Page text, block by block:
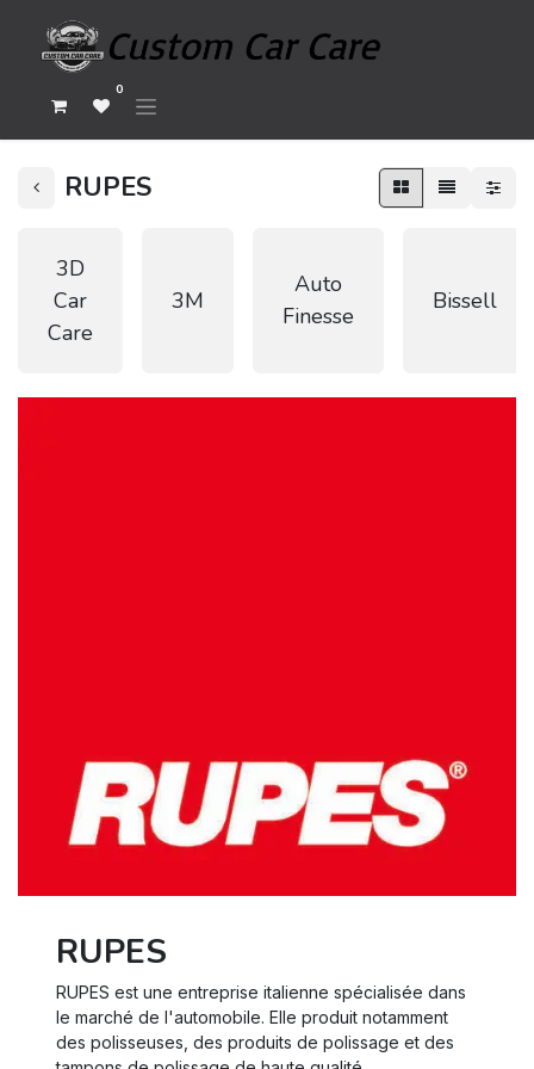
0
RUPES
3D
Car
Care
3M
Auto
Finesse
Bissell
RUPES
RUPES est une entreprise italienne spécialisée dans
le marché de l'automobile. Elle produit notamment
des polisseuses, des produits de polissage et des